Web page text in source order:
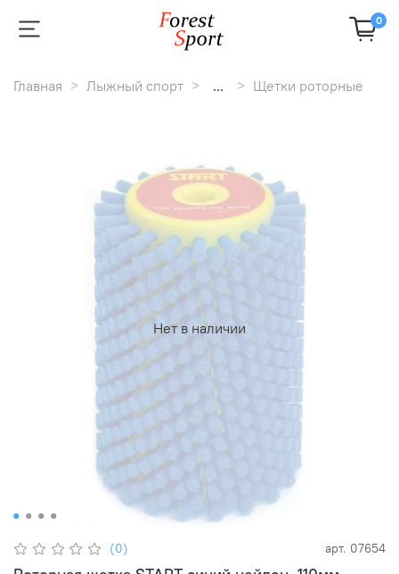
0
Главная Лыжный спорт ... Щетки роторные
Нет в наличии
(0) арт. 07654